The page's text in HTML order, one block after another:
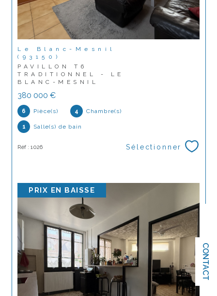
CONTACT
Le Blanc-Mesnil
(93150)
PAVILLON T6
TRADITIONNEL - LE
BLANC-MESNIL
380 000 €
6 Pièce(s) 4 Chambre(s)
1 Salle(s) de bain
Réf : 1026 Sélectionner
PRIX EN BAISSE